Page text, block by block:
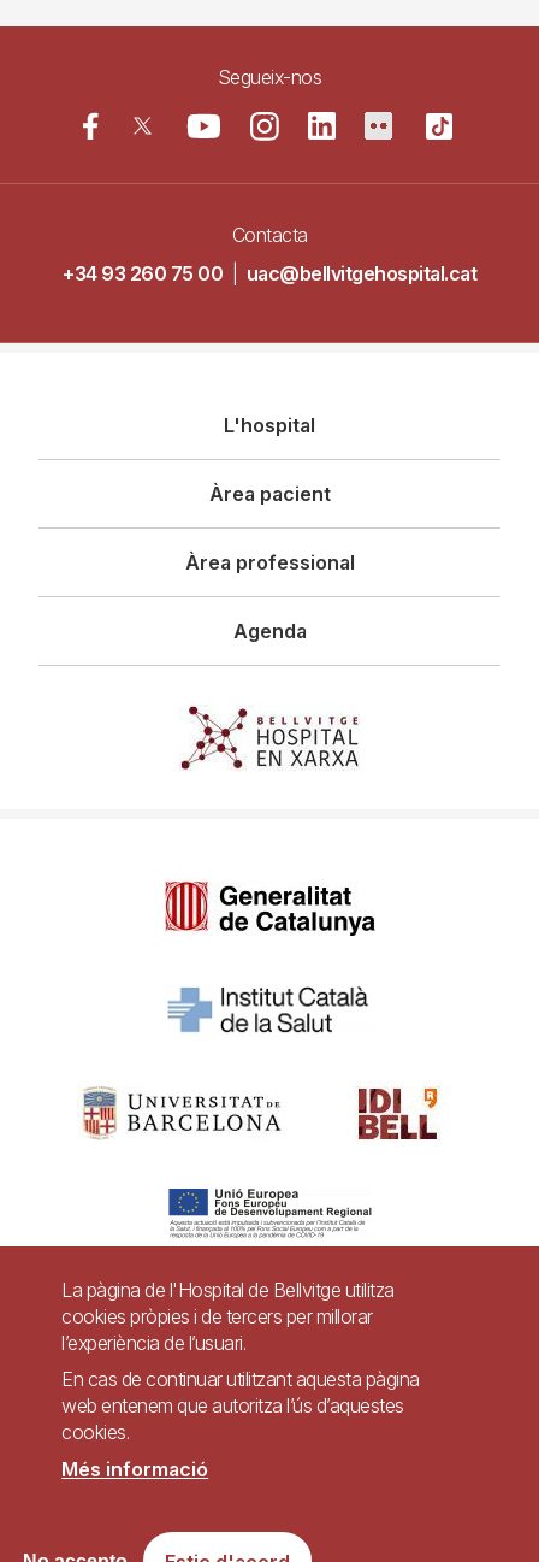
Segueix-nos
Contacta
+34 93 260 75 00
uac@bellvitgehospital.cat
principal
L'hospital
Àrea pacient
Àrea professional
Agenda
Pie
página
Contacte
Accessibilitat Avís legal Ajuda
Lloc web accessible de conformitat amb el Reial Decret 1112/2018, de 7 de
La pàgina de l'Hospital de Bellvitge utilitza
cookies pròpies i de tercers per millorar
l’experiència de l’usuari.
En cas de continuar utilitzant aquesta pàgina
web entenem que autoritza l’ús d’aquestes
cookies.
Més informació